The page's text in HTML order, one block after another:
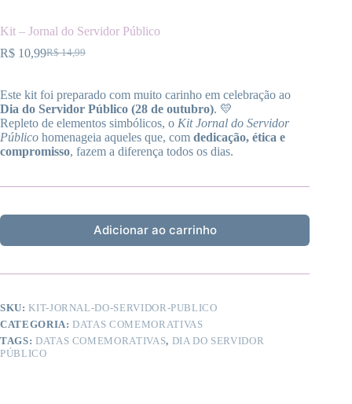
Kit – Jornal do Servidor Público
R$14,99
O
era:
R$ 14,99.
R$ 10,99O
é:
R$ 10,99.
Este kit foi preparado com muito carinho em celebração ao
Dia do Servidor Público (28 de outubro). 💛
Repleto de elementos simbólicos, o Kit Jornal do Servidor
Público homenageia aqueles que, com dedicação, ética e
compromisso, fazem a diferença todos os dias.
Adicionar ao carrinho
SKU:KIT-JORNAL-DO-SERVIDOR-PUBLICO
CATEGORIA:DATAS COMEMORATIVAS
TAGS: DATAS COMEMORATIVAS, DIA DO SERVIDOR
PÚBLICO